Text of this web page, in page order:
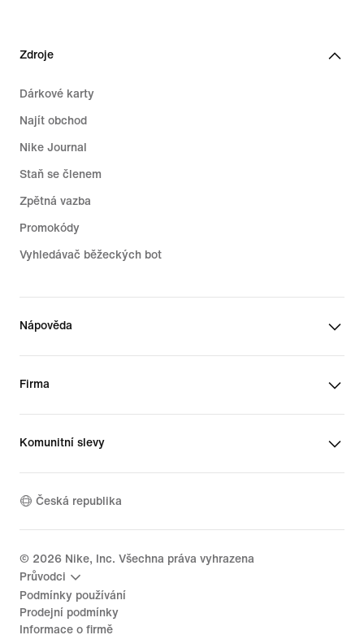
Zdroje
Dárkové karty
Najít obchod
Nike Journal
Staň se členem
Zpětná vazba
Promokódy
Vyhledávač běžeckých bot
Nápověda
Firma
Komunitní slevy
Česká republika
© 2026 Nike, Inc. Všechna práva vyhrazena
Průvodci
Podmínky používání
Prodejní podmínky
Informace o firmě